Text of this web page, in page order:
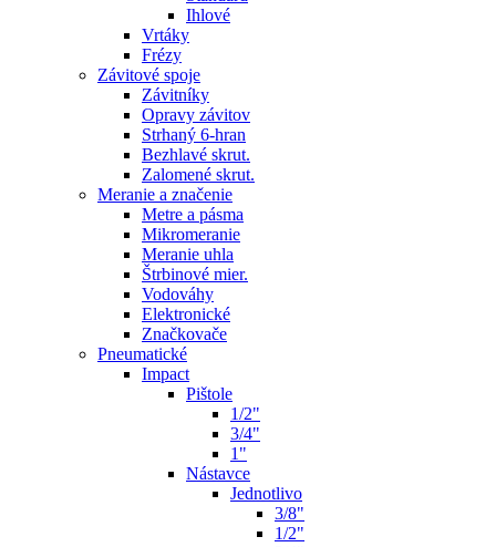
Ihlové
Vrtáky
Frézy
Závitové spoje
Závitníky
Opravy závitov
Strhaný 6-hran
Bezhlavé skrut.
Zalomené skrut.
Meranie a značenie
Metre a pásma
Mikromeranie
Meranie uhla
Štrbinové mier.
Vodováhy
Elektronické
Značkovače
Pneumatické
Impact
Pištole
1/2"
3/4"
1"
Nástavce
Jednotlivo
3/8"
1/2"